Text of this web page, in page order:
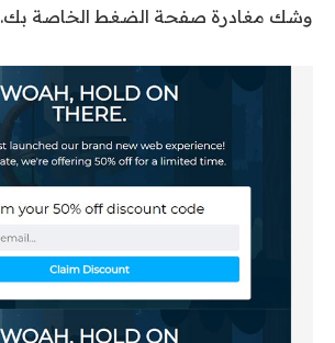
وشك مغادرة صفحة الضغط الخاصة بك.